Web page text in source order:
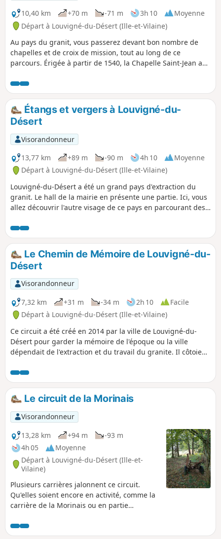
10,40 km
+70 m -71 m 3h 10
Moyenne
Départ à Louvigné-du-Désert (Ille-et-Vilaine)
Au pays du granit, vous passerez devant bon nombre de
chapelles et de croix de mission, tout au long de ce
parcours. Érigée à partir de 1540, la Chapelle Saint-Jean a
point haut de la promenade, le rocher de Saint-Guillaume
est blotti dans un sous-bois. La légende affirme que Saint-
Guillaume a vécu en ce lieu pendant sept ans et que l’on
retrouve sculptés dans la roche, le lavoir, l’écuelle, la
fontaine et le lit de l’ermite.
Étangs et vergers à Louvigné-du-
Désert
Visorandonneur
13,77 km
+89 m -90 m 4h 10
Moyenne
Départ à Louvigné-du-Désert (Ille-et-Vilaine)
Louvigné-du-Désert a été un grand pays d'extraction du
granit. Le hall de la mairie en présente une partie. Ici, vous
allez découvrir l'autre visage de ce pays en parcourant des
travail du textile. Haut lieu, aussi d'histoire, la chouannerie
n'est pas loin.
Le Chemin de Mémoire de Louvigné-du-
Désert
Visorandonneur
7,32 km
+31 m -34 m 2h 10
Facile
Départ à Louvigné-du-Désert (Ille-et-Vilaine)
Ce circuit a été créé en 2014 par la ville de Louvigné-du-
Désert pour garder la mémoire de l'époque ou la ville
dépendait de l'extraction et du travail du granite. Il côtoie
et de disparaître avec l'usure du temps. Dans un futur
proche, ces lieux d'histoire pourront être découvert par des
QRCodes.Le circuit de la Morinais
Visorandonneur
13,28 km
+94 m
-93 m
4h 05
Moyenne
Départ à Louvigné-du-Désert (Ille-et-
Vilaine)
Plusieurs carrières jalonnent ce circuit.
Qu'elles soient encore en activité, comme la
carrière de la Morinais ou en partie
semblent encore résonner des coups
martelés pendant des décennies. Le granit